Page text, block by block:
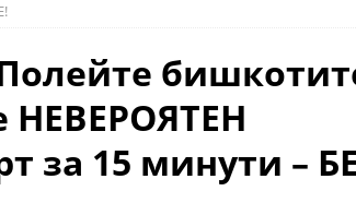
НЕВЕРОЯТЕН
за 15 минути –